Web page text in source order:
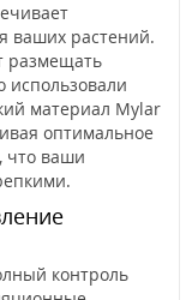
ваших растений.
размещать
использовали
материал Mylar
оптимальное
что ваши
контроль